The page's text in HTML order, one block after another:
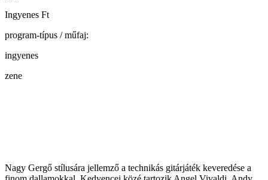
Ingyenes Ft
program-típus / műfaj:
ingyenes
zene
Nagy Gergő stílusára jellemző a technikás gitárjáték keveredése a